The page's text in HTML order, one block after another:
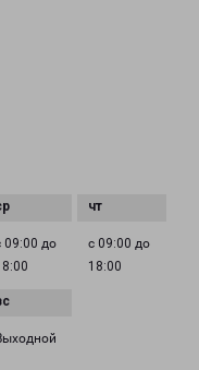
09:00 до
с 09:00 до
18:00